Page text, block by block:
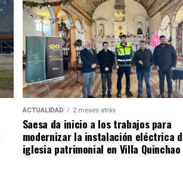
ACTUALIDAD 2 meses atrás
Saesa da inicio a los trabajos para
modernizar la instalación eléctrica
iglesia patrimonial en Villa Quinchao